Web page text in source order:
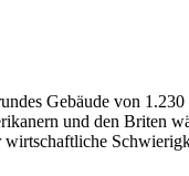
Gebäude von
und den Briten